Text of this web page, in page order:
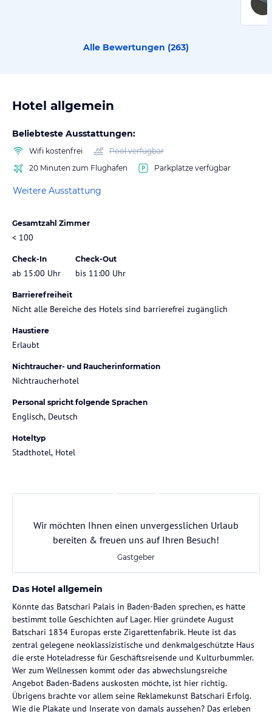
Alle Bewertungen (263)
Hotel allgemein
Beliebteste Ausstattungen:
Wifi kostenfrei
Pool verfügbar
20 Minuten zum Flughafen
Parkplätze verfügbar
Weitere Ausstattung
Gesamtzahl Zimmer
< 100
Check-In
ab 15:00 Uhr
Check-Out
bis 11:00 Uhr
Barrierefreiheit
Nicht alle Bereiche des Hotels sind barrierefrei zugänglich
Haustiere
Erlaubt
Nichtraucher- und Raucherinformation
Nichtraucherhotel
Personal spricht folgende Sprachen
Englisch, Deutsch
Hoteltyp
Stadthotel, Hotel
Wir möchten Ihnen einen unvergesslichen Urlaub
bereiten & freuen uns auf Ihren Besuch!
Gastgeber
Das Hotel allgemein
Könnte das Batschari Palais in Baden-Baden sprechen, es hätte
bestimmt tolle Geschichten auf Lager. Hier gründete August
Batschari 1834 Europas erste Zigarettenfabrik. Heute ist das
zentral gelegene neoklassizistische und denkmalgeschützte Haus
die erste Hoteladresse für Geschäftsreisende und Kulturbummler.
Wer zum Wellnessen kommt oder das abwechslungsreiche
Angebot Baden-Badens auskosten möchte, ist hier richtig.
Übrigens brachte vor allem seine Reklamekunst Batschari Erfolg.
Wie die Plakate und Inserate von damals aussehen? Das erleben